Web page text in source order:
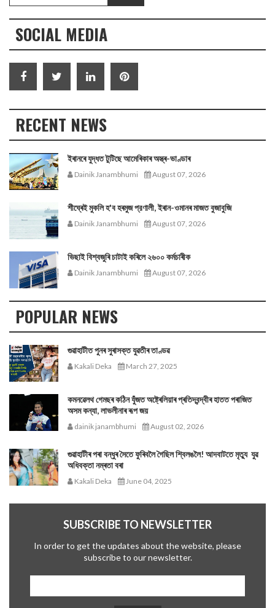
SOCIAL MEDIA
RECENT NEWS
ইৰানৰে যুদ্ধত টুটিছে আমেৰিকাৰ অস্ত্ৰ-ভাণ্ডাৰ
Dainik Janambhumi August 07, 2026
শীঘ্ৰেই মুকলি হ'ব হৰমুজ প্রণালী, ইৰান-ওমানৰ মাজত বুজাবুজি
Dainik Janambhumi August 07, 2026
ভিছাই বিশ্বজুৰি চাটাই কৰিলে ২৬০০ কৰ্মচাৰীক
Dainik Janambhumi August 07, 2026
POPULAR NEWS
গুৱাহাটীত পুনৰ সুৰাসক্ত যুৱতীৰ তাণ্ডৱ
Kakali Deka March 27, 2025
কমনৱেলথ গেমছৰ কঠিন যুঁজত অষ্ট্ৰেলিয়াৰ প্ৰতিদ্বন্দ্বীৰ হাতত পৰাজিত
অসম কন্যা, লাভলীনাৰ ৰূপ জয়
dainik janambhumi August 02, 2026
গুৱাহাটীৰ পৰা বন্ধুৰ সৈতে ফুৰিবলৈ গৈছিল শ্বিলঙলৈ! আদবাটতে মৃত্যু যুৱ
অধিবক্তা নম্ৰতা বৰা
Kakali Deka June 04, 2025
SUBSCRIBE TO NEWSLETTER
In order to get the updates about the website, please
subscribe to our newsletter.